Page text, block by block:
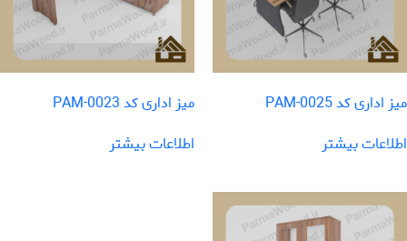
میز اداری کد PAM-0025
اطلاعات بیشتر
میز اداری کد PAM-0023
اطلاعات بیشتر